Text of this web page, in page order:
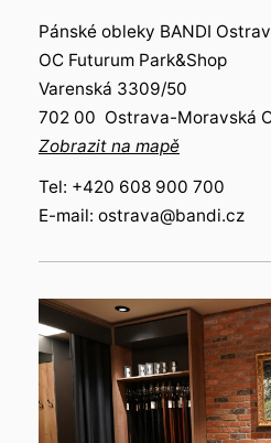
Pánské obleky BANDI
OC Futurum Park&Shop
Varenská 3309/50
702 00 Ostrava-Moravská
Zobrazit na mapě
Tel: +420 608 900 700
E-mail: ostrava@bandi.cz